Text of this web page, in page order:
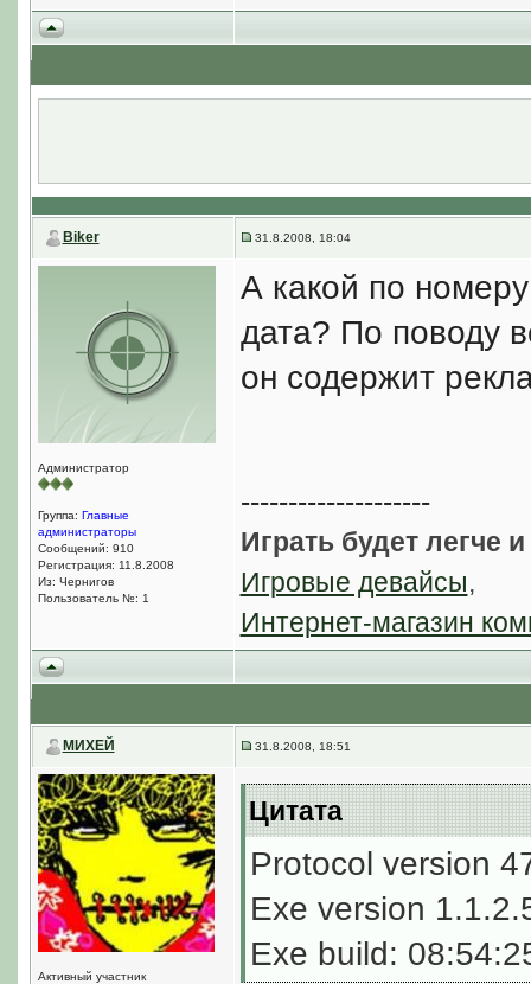
Biker 31.8.2008, 18:04
Администратор
Группа: Главные
администраторы
Сообщений: 910
Регистрация: 11.8.2008
Из: Чернигов
Пользователь №: 1
А какой по
дата? По поводу
он содержит
--------------------
Играть будет легче
Игровые девайсы,
Интернет-магазин
МИХЕЙ 31.8.2008, 18:51
Активный участник
Цитата
Protocol version
Exe version
Exe build: